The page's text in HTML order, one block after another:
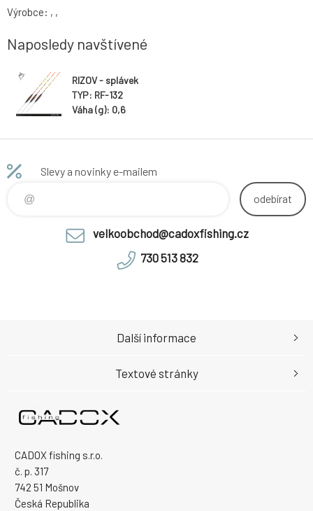
Výrobce: , ,
Naposledy navštívené
RIZOV - splávek
TYP: RF-132
Váha (g): 0,6
Slevy a novinky e-mailem
odebírat
velkoobchod@cadoxfishing.cz
730 513 832
CADOX fishing s.r.o.
č. p. 317
742 51 Mošnov
Česká Republika
Další informace
Textové stránky